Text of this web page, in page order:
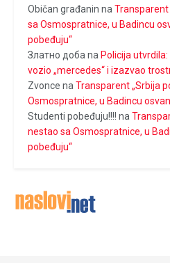
Običan građanin na Transparent
sa Osmospratnice, u Badincu
pobeđuju“
Златно доба na Policija
vozio „mercedes“ i izazvao
Zvonce na Transparent „Srbija
Osmospratnice, u Badincu
Studenti pobeđuju!!!! na
nestao sa Osmospratnice, u
pobeđuju“